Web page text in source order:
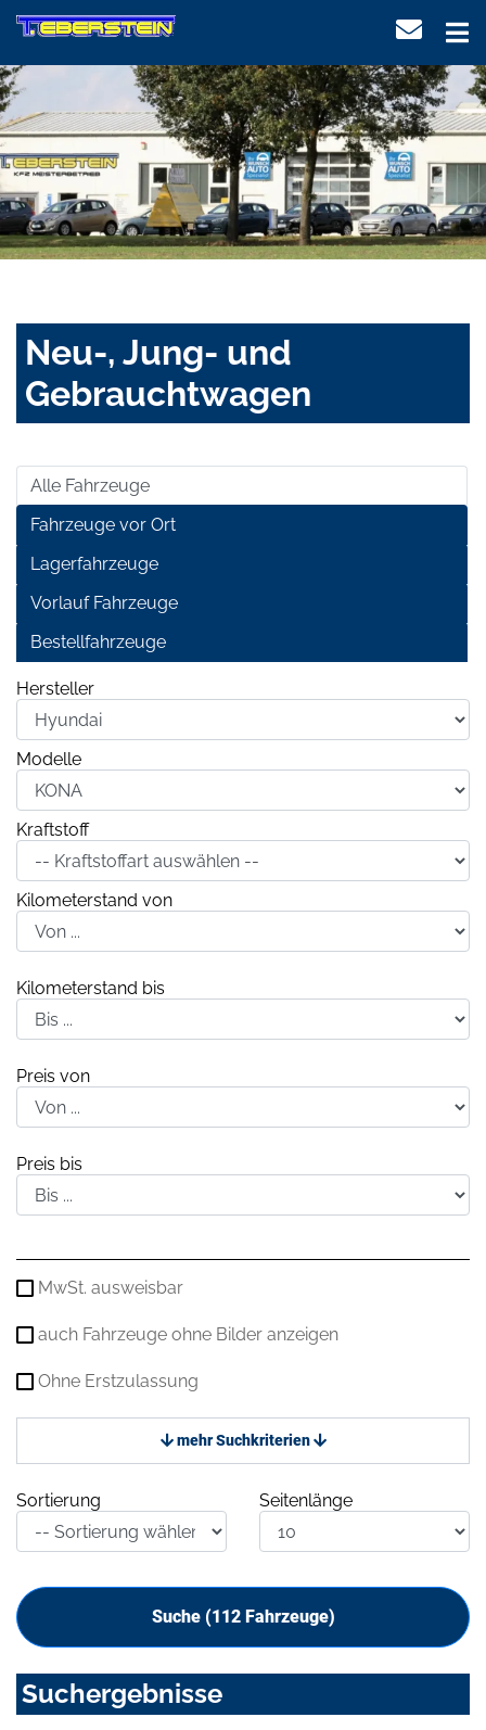
Neu-, Jung- und
Gebrauchtwagen
Alle Fahrzeuge
Fahrzeuge vor Ort
Lagerfahrzeuge
Vorlauf Fahrzeuge
Bestellfahrzeuge
Hersteller
Modelle
Kraftstoff
Kilometerstand von
Kilometerstand bis
Preis von
Preis bis
MwSt. ausweisbar
auch Fahrzeuge ohne Bilder anzeigen
Ohne Erstzulassung
mehr Suchkriterien
Sortierung Seitenlänge
Suche (112Fahrzeuge)
Suchergebnisse